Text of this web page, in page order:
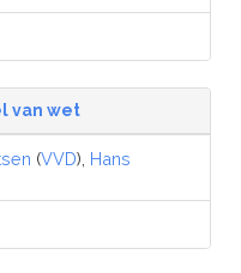
van wet
(VVD), Hans